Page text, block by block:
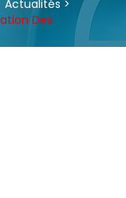
Actualités >
Des